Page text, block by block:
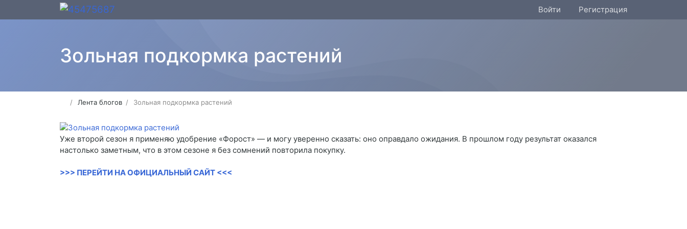
Войти Регистрация
Зольная подкормка растений
Лента блогов Зольная подкормка растений
Уже второй сезон я применяю удобрение «Форост» — и могу уверенно сказать: оно оправдало ожидания. В прошлом году результат оказался
настолько заметным, что в этом сезоне я без сомнений повторила покупку.
>>> ПЕРЕЙТИ НА ОФИЦИАЛЬНЫЙ САЙТ <<<